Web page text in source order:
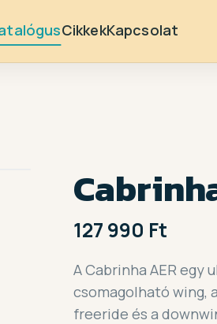
CikkekKapcsolat
127 990 Ft
A Cabrinha AER egy
csomagolható wing,
freeride és a